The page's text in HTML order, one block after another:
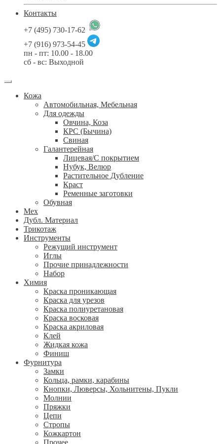
Контакты
+7 (495) 730-17-62
+7 (916) 973-54-45
пн - пт: 10.00 - 18.00
сб - вс: Выходной
Кожа
Автомобильная, Мебельная
Для одежды
Овчина, Коза
КРС (Бычина)
Свиная
Галантерейная
Лицевая/С покрытием
Нубук, Велюр
Растительное Дубление
Краст
Ременные заготовки
Обувная
Мех
Дубл. Материал
Трикотаж
Инструменты
Режущий инструмент
Иглы
Прочие принадлежности
Набор
Химия
Краска проникающая
Краска для урезов
Краска полиуретановая
Краска восковая
Краска акриловая
Клей
Жидкая кожа
Финиш
Фурнитура
Замки
Кольца, рамки, карабины
Кнопки, Люверсы, Хольнитены, Пукли
Молнии
Пряжки
Цепи
Стропы
Кожкартон
Прочее